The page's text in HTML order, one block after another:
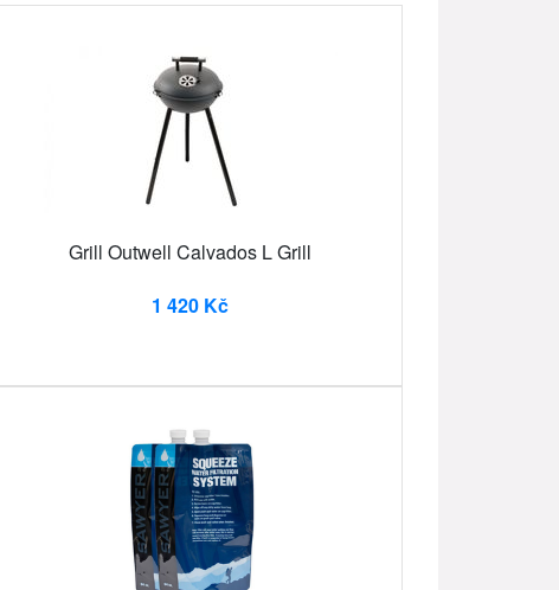
Grill Outwell Calvados L Grill
1 420 Kč